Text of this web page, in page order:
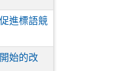
進標語競
始的改